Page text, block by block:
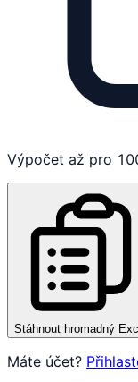
Výpočet až pro
Stáhnout hromadný
Máte účet?